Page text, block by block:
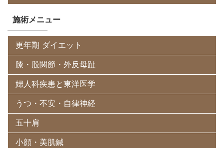
施術メニュー
更年期 ダイエット
膝・股関節・外反母趾
婦人科疾患と東洋医学
うつ・不安・自律神経
五十肩
小顔・美肌鍼